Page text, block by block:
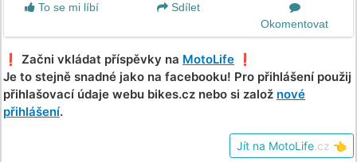
To se mi líbí
Sdílet
Okomentovat
❗️ Začni vkládat příspěvky na MotoLife ❗️
Je to stejně snadné jako na facebooku! Pro přihlášení použij
přihlašovací údaje webu bikes.cz nebo si založ nové
přihlášení.
Jít na MotoLife .cz 👈